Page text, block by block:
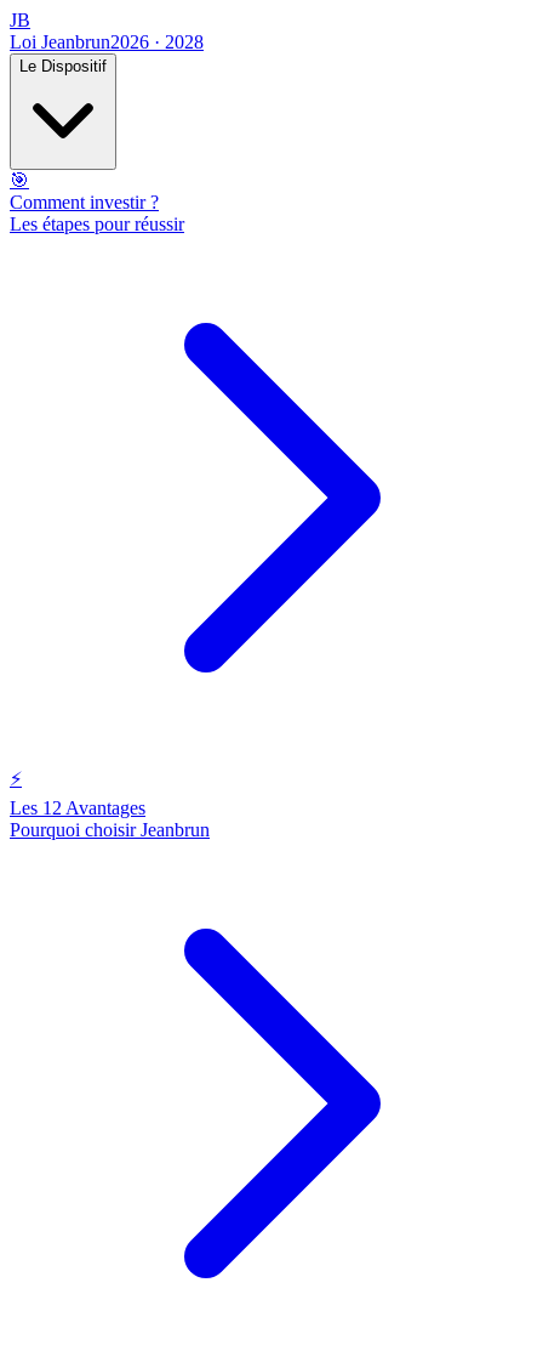
JB
Loi Jeanbrun2026 · 2028
Le Dispositif
🎯
Comment investir ?
Les étapes pour réussir
⚡
Les 12 Avantages
Pourquoi choisir Jeanbrun